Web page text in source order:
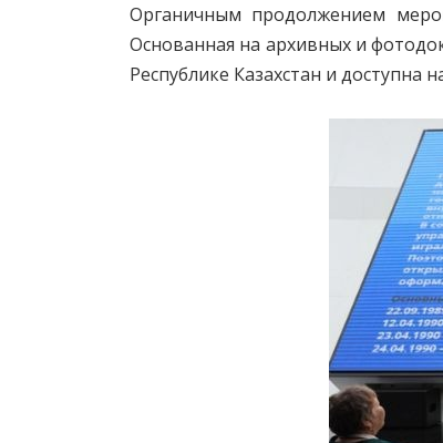
Органичным продолжением
Основанная на архивных и
Республике Казахстан и доступна